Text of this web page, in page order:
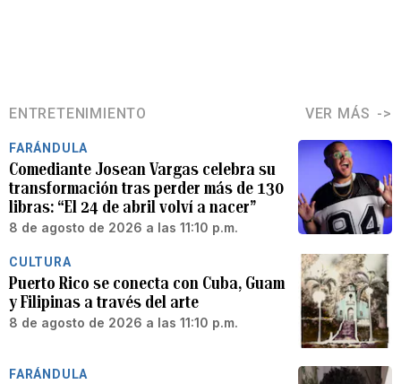
ENTRETENIMIENTO VER MÁS
FARÁNDULA
Comediante Josean Vargas celebra su
transformación tras perder más de 130
libras: “El 24 de abril volví a nacer”
8 de agosto de 2026 a las 11:10 p.m.
CULTURA
Puerto Rico se conecta con Cuba, Guam
y Filipinas a través del arte
8 de agosto de 2026 a las 11:10 p.m.
FARÁNDULA